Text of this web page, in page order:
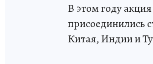
В этом году
присоединились
Китая, Индии и